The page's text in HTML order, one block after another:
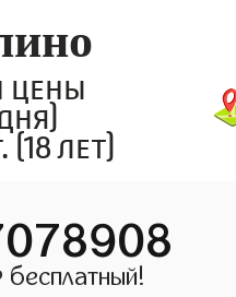
цены
(18 лет)